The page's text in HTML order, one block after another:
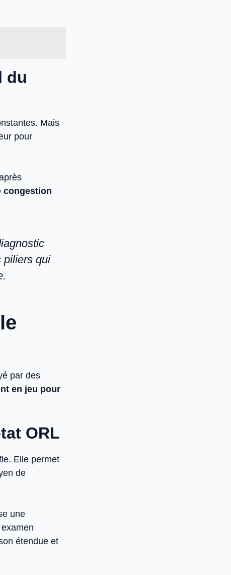
du
Mais
pour
congestion
piliers qui
par des
en jeu pour
ORL
Elle permet
de
une
étendue et